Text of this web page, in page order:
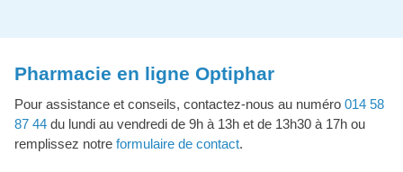
Pharmacie en ligne Optiphar
Pour assistance et conseils, contactez-nous au numéro 014 58
87 44 du lundi au vendredi de 9h à 13h et de 13h30 à 17h ou
remplissez notre formulaire de contact.